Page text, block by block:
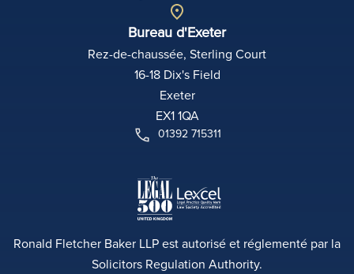
Bureau d'Exeter
Rez-de-chaussée, Sterling Court
16-18 Dix's Field
Exeter
EX1 1QA
01392 715311
Ronald Fletcher Baker LLP est autorisé et réglementé par la
Solicitors Regulation Authority.